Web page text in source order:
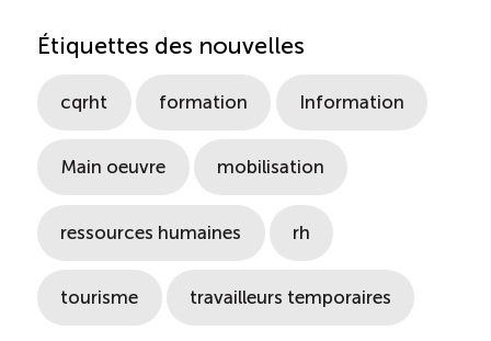
Étiquettes des nouvelles
cqrht formation Information
Main oeuvre mobilisation
ressources humaines rh
tourisme travailleurs temporaires